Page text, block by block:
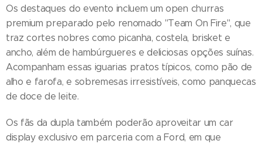
Os destaques do evento incluem um open churras
premium preparado pelo renomado "Team On Fire", que
traz cortes nobres como picanha, costela, brisket e
ancho, além de hambúrgueres e deliciosas opções suínas.
Acompanham essas iguarias pratos típicos, como pão de
alho e farofa, e sobremesas irresistíveis, como panquecas
de doce de leite.
Os fãs da dupla também poderão aproveitar um car
display exclusivo em parceria com a Ford, em que